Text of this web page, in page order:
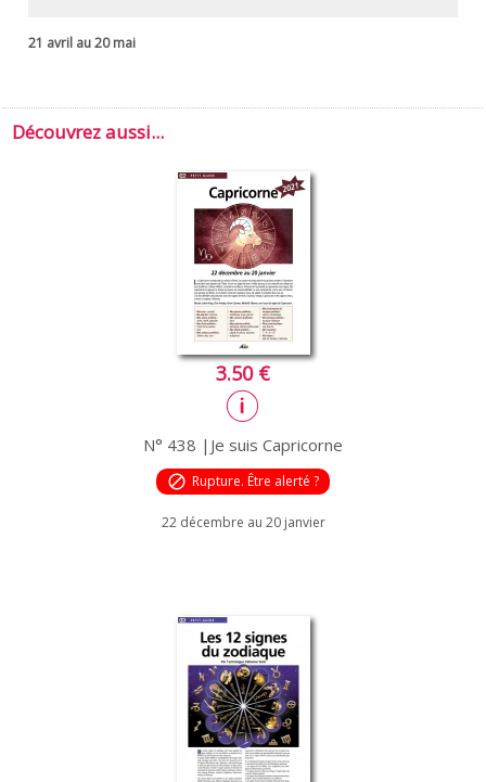
21 avril au 20 mai
Découvrez aussi...
3.50 €
N° 438 |Je suis Capricorne
block Rupture. Être alerté ?
22 décembre au 20 janvier